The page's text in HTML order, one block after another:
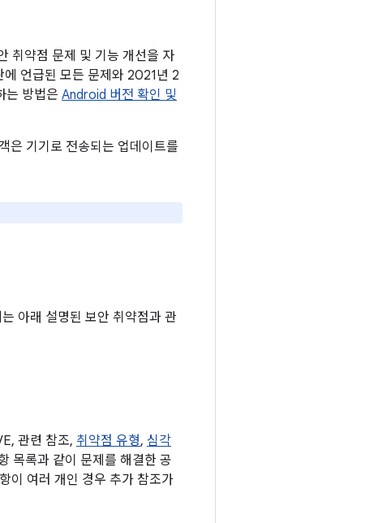
취약점 문제 및 기능 개선을 자
언급된 모든 문제와 2021년 2
는 방법은 Android 버전 확인 및
기기로 전송되는 업데이트를
아래 설명된 보안 취약점과 관
관련 참조, 취약점 유형, 심각
목록과 같이 문제를 해결한 공
이 여러 개인 경우 추가 참조가